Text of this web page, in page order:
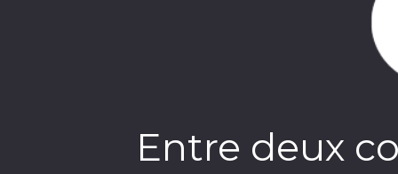
Entre deux